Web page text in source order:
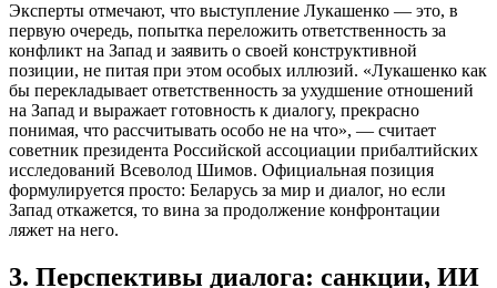
Эксперты отмечают, что выступление Лукашенко — это, в
первую очередь, попытка переложить ответственность за
конфликт на Запад и заявить о своей конструктивной
позиции, не питая при этом особых иллюзий. «Лукашенко как
бы перекладывает ответственность за ухудшение отношений
на Запад и выражает готовность к диалогу, прекрасно
понимая, что рассчитывать особо не на что», — считает
советник президента Российской ассоциации прибалтийских
исследований Всеволод Шимов. Официальная позиция
формулируется просто: Беларусь за мир и диалог, но если
Запад откажется, то вина за продолжение конфронтации
ляжет на него.
3. Перспективы диалога: санкции, ИИ